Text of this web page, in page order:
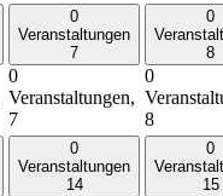
0
Veranstaltungen
7
0
Veranstaltungen,
7
0
8
0
8
0
Veranstaltungen
14
0
15